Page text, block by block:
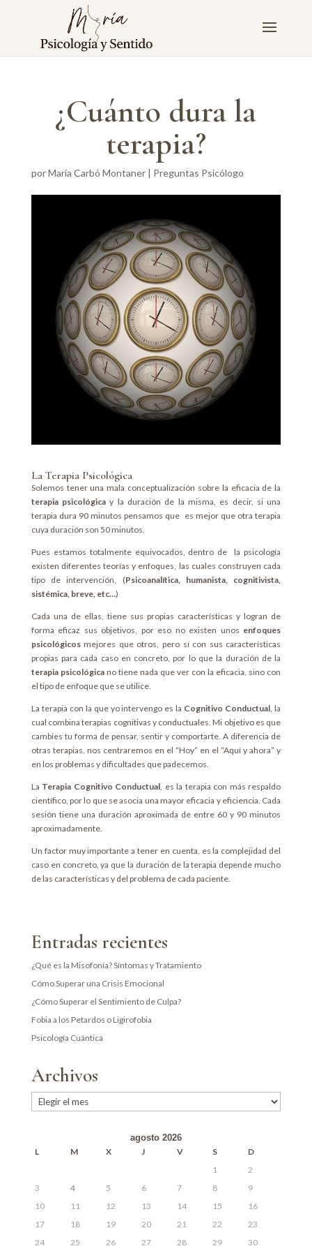
¿Cuánto dura la
terapia?
porMaría Carbó Montaner| Preguntas Psicólogo
La Terapia Psicológica
Solemos tener una mala conceptualización sobre la eficacia de la
terapia psicológica y la duración de la misma, es decir, si una
terapia dura 90 minutos pensamos que es mejor que otra terapia
cuya duración son 50 minutos.
Pues estamos totalmente equivocados, dentro de la psicología
existen diferentes teorías y enfoques, las cuales construyen cada
tipo de intervención, (Psicoanalítica, humanista, cognitivista,
sistémica, breve, etc…)
Cada una de ellas, tiene sus propias características y logran de
forma eficaz sus objetivos, por eso no existen unos enfoques
psicológicosmejores que otros, pero sí con sus características
propias para cada caso en concreto, por lo que la duración de la
terapia psicológicano tiene nada que ver con la eficacia, sino con
el tipo de enfoque que se utilice.
La terapia con la que yo intervengo es la Cognitivo Conductual, la
cual combina terapias cognitivas y conductuales. Mi objetivo es que
cambies tu forma de pensar, sentir y comportarte. A diferencia de
otras terapias, nos centraremos en el “Hoy” en el “Aquí y ahora” y
en los problemas y dificultades que padecemos.
La Terapia Cognitivo Conductual, es la terapia con más respaldo
científico, por lo que se asocia una mayor eficacia y eficiencia. Cada
sesión tiene una duración aproximada de entre 60 y 90 minutos
aproximadamente.
Un factor muy importante a tener en cuenta, es la complejidad del
caso en concreto, ya que la duración de la terapia depende mucho
de las características y del problema de cada paciente.
Entradas recientes
¿Qué es la Misofonía? Síntomas y Tratamiento
Cómo Superar una Crisis Emocional
¿Cómo Superar el Sentimiento de Culpa?
Fobia a los Petardos o Ligirofobia
Psicología Cuántica
Archivos
Archivos
agosto 2026
L
M X J V S
D
1
2
3
4 5 6 7 8
9
10
11 12 13 14 15
16
17
18 19 20 21 22
23
24
25 26 27 28 29 30